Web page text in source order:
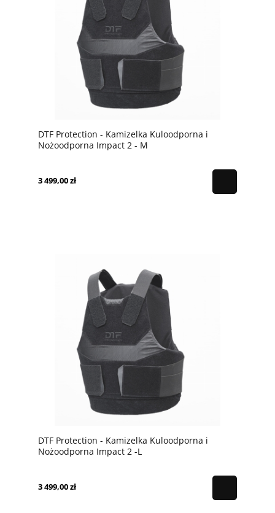
DTF Protection - Kamizelka Kuloodporna i
Nożoodporna Impact 2 - M
3 499,00 zł
DTF Protection - Kamizelka Kuloodporna i
Nożoodporna Impact 2 -L
3 499,00 zł